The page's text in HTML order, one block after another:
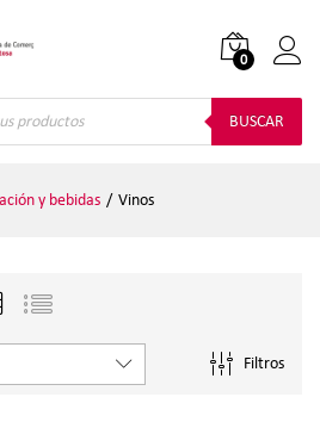
0
BUSCAR
y bebidas / Vinos
Filtros